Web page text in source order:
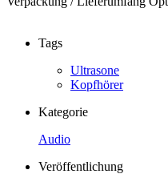
Tags
Ultrasone
Kopfhörer
Kategorie
Audio
Veröffentlichung